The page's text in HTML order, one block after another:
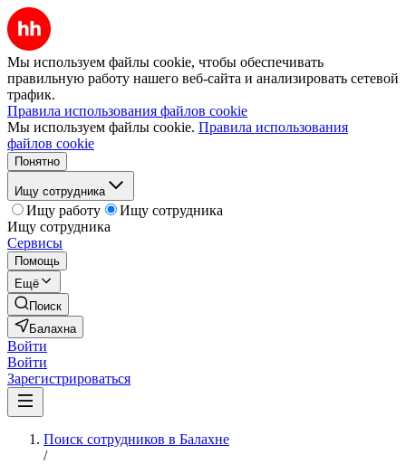
Мы используем файлы cookie, чтобы обеспечивать
правильную работу нашего веб-сайта и анализировать сетевой
трафик.
Правила использования файлов cookie
Мы используем файлы cookie. Правила использования
файлов cookie
Понятно
Ищу сотрудника
Ищу работу
Ищу сотрудника
Ищу сотрудника
Сервисы
Помощь
Ещё
Поиск
Балахна
Войти
Войти
Зарегистрироваться
Поиск сотрудников в Балахне
/